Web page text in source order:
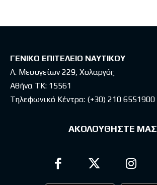
ΓΕΝΙΚΟ ΕΠΙΤΕΛΕΙΟ ΝΑΥΤΙΚΟΥ
Λ. Μεσογείων 229, Χολαργός
Αθήνα ΤΚ: 15561
Τηλεφωνικό Κέντρο: (+30) 210 6551900
ΑΚΟΛΟΥΘΗΣΤΕ ΜΑΣ